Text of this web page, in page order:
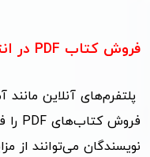
فروش کتاب PDF در انتشارات ترجمان نگار
پلتفرم‌های آنلاین
فروش کتاب‌های PDF را
نویسندگان می‌توانند از